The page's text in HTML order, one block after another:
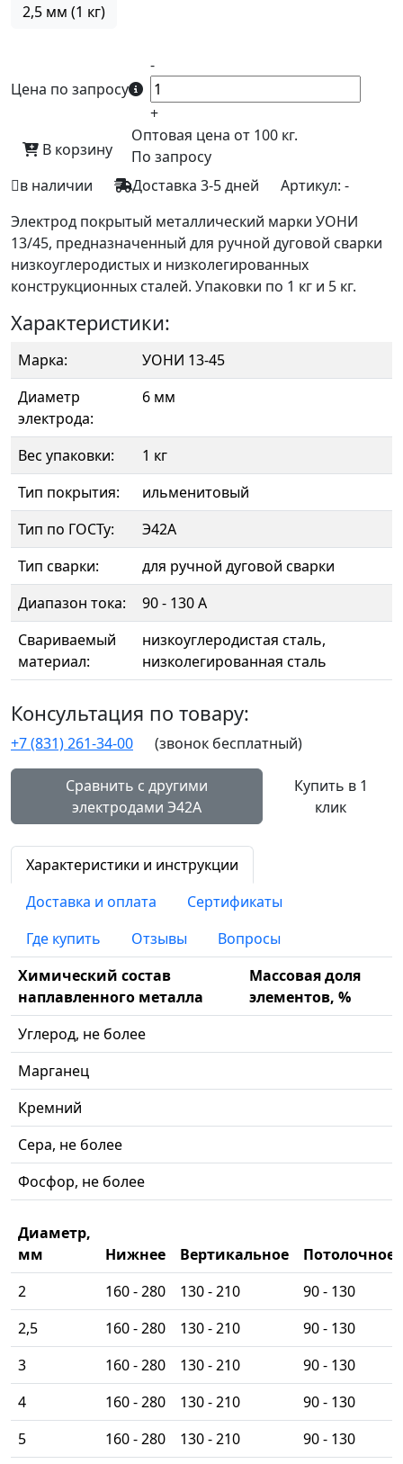
2,5 мм (1 кг)
Цена по запросу
-
+
В корзину
Оптовая цена от 100 кг.
По запросу
в наличии
Доставка 3-5 дней Артикул: -
Электрод покрытый металлический марки УОНИ
13/45, предназначенный для ручной дуговой сварки
низкоуглеродистых и низколегированных
конструкционных сталей. Упаковки по 1 кг и 5 кг.
Характеристики:
Марка:
УОНИ 13-45
Диаметр
электрода:
6 мм
Вес упаковки:
1 кг
Тип покрытия:
ильменитовый
Тип по ГОСТу:
Э42А
Тип сварки:
для ручной дуговой сварки
Диапазон тока:
90 - 130 А
Свариваемый
материал:
низкоуглеродистая сталь,
низколегированная сталь
Консультация по товару:
+7 (831) 261-34-00 (звонок бесплатный)
Сравнить с другими
электродами Э42А
Купить в 1
клик
Характеристики и инструкции
Доставка и оплата
Сертификаты
Где купить
Отзывы
Вопросы
Химический состав
наплавленного металла
Массовая доля
элементов, %
Углерод, не более
Марганец
Кремний
Сера, не более
Фосфор, не более
Диаметр,
мм
Нижнее Вертикальное
Потолочное
2
160 - 280 130 - 210
90 - 130
2,5
160 - 280 130 - 210
90 - 130
3
160 - 280 130 - 210
90 - 130
4
160 - 280 130 - 210
90 - 130
5
160 - 280 130 - 210
90 - 130